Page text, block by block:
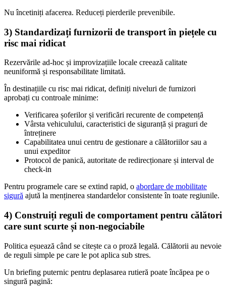
Nu încetiniți afacerea. Reduceți pierderile prevenibile.
3) Standardizați furnizorii de transport în piețele cu
risc mai ridicat
Rezervările ad-hoc și improvizațiile locale creează calitate
neuniformă și responsabilitate limitată.
În destinațiile cu risc mai ridicat, definiți niveluri de furnizori
aprobați cu controale minime:
Verificarea șoferilor și verificări recurente de competență
Vârsta vehiculului, caracteristici de siguranță și praguri de
întreținere
Capabilitatea unui centru de gestionare a călătoriilor sau a
unui expeditor
Protocol de panică, autoritate de redirecționare și interval de
check-in
Pentru programele care se extind rapid, o abordare de mobilitate
sigură ajută la menținerea standardelor consistente în toate regiunile.
4) Construiți reguli de comportament pentru călători
care sunt scurte și non-negociabile
Politica eșuează când se citește ca o proză legală. Călătorii au nevoie
de reguli simple pe care le pot aplica sub stres.
Un briefing puternic pentru deplasarea rutieră poate încăpea pe o
singură pagină: